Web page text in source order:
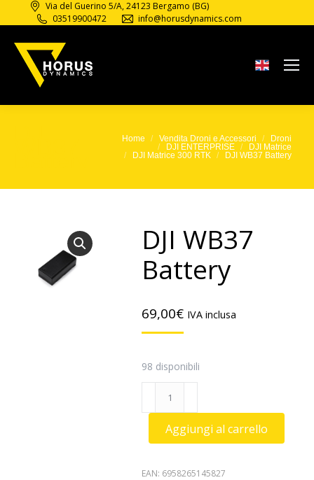
Via del Guerino 5/A, 24123 Bergamo (BG)
03519900472
info@horusdynamics.com
Tu sei qui:
Home Vendita Droni e Accessori
Droni
DJI ENTERPRISE
DJI Matrice
DJI Matrice 300 RTK
DJI WB37 Battery
DJI WB37
Battery
69,00€ IVA inclusa
98 disponibili
Battery
quantità
Aggiungi al carrello
EAN: 6958265145827